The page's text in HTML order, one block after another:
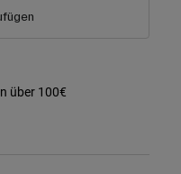
über 100€